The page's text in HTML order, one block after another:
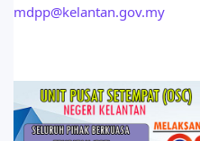
mdpp@kelantan.gov.my